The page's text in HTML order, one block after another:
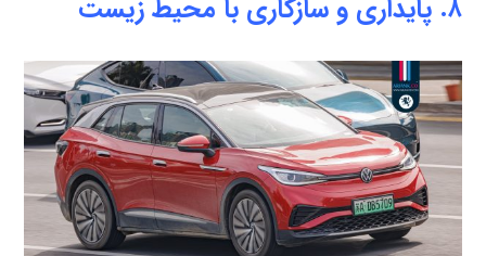
۸. پایداری و سازگاری با محیط زیست